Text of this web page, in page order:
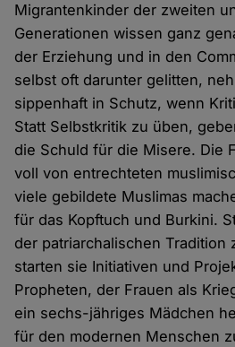
Migrantenkinder der zweiten
Generationen wissen ganz
der Erziehung und in den
selbst oft darunter gelitten,
sippenhaft in Schutz, wenn
Statt Selbstkritik zu üben,
die Schuld für die Misere. Die
voll von entrechteten
viele gebildete Muslimas
für das Kopftuch und Burkini.
der patriarchalischen Tradition
starten sie Initiativen und
Propheten, der Frauen als
ein sechs-jähriges Mädchen
für den modernen Menschen